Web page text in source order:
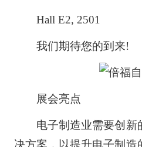
Hall E2, 2501
我们期待您的到来!
展会亮点
电子制造业需要创新
决方案，以提升电子制造